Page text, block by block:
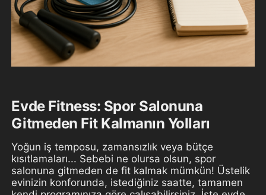
Evde Fitness: Spor Salonuna
Gitmeden Fit Kalmanın Yolları
Yoğun iş temposu, zamansızlık veya bütçe
kısıtlamaları... Sebebi ne olursa olsun, spor
salonuna gitmeden de fit kalmak mümkün! Üstelik
evinizin konforunda, istediğiniz saatte, tamamen